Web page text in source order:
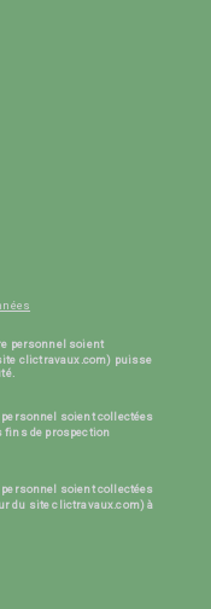
personnel soient
clictravaux.com) puisse
personnel soient collectées
fins de prospection
personnel soient collectées
du site clictravaux.com) à